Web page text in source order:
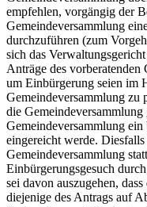
empfehlen, vorgängig der
Gemeindeversammlung
durchzuführen (zum
sich das
Anträge des vorberatenden
um Einbürgerung seien im
Gemeindeversammlung zu
die
Gemeindeversammlung
eingereicht werde.
Gemeindeversammlung
Einbürgerungsgesuch
sei davon auszugehen,
diejenige des Antrags auf